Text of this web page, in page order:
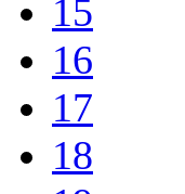
15
16
17
18